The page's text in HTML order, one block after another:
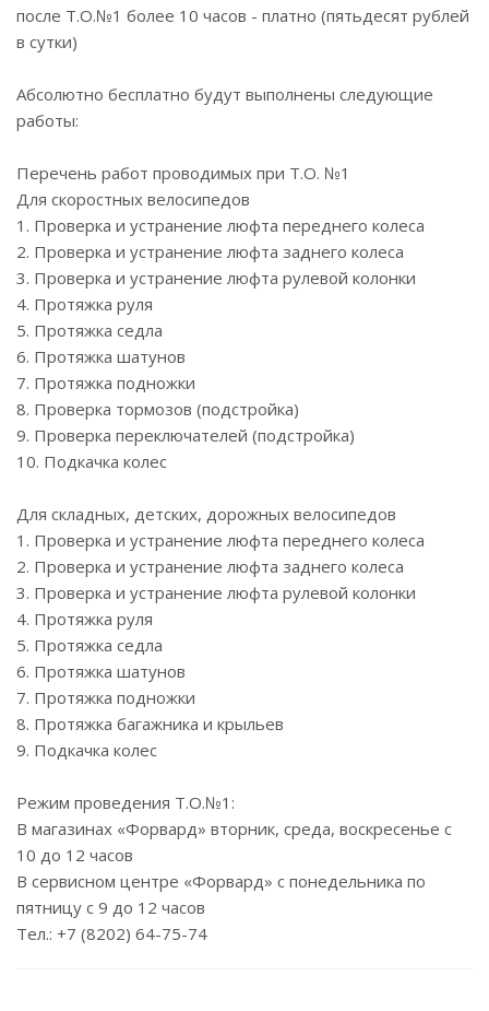
после Т.О.№1 более 10 часов - платно (пятьдесят рублей
в сутки)
Абсолютно бесплатно будут выполнены следующие
работы:
Перечень работ проводимых при Т.О. №1
Для скоростных велосипедов
1. Проверка и устранение люфта переднего колеса
2. Проверка и устранение люфта заднего колеса
3. Проверка и устранение люфта рулевой колонки
4. Протяжка руля
5. Протяжка седла
6. Протяжка шатунов
7. Протяжка подножки
8. Проверка тормозов (подстройка)
9. Проверка переключателей (подстройка)
10. Подкачка колес
Для складных, детских, дорожных велосипедов
1. Проверка и устранение люфта переднего колеса
2. Проверка и устранение люфта заднего колеса
3. Проверка и устранение люфта рулевой колонки
4. Протяжка руля
5. Протяжка седла
6. Протяжка шатунов
7. Протяжка подножки
8. Протяжка багажника и крыльев
9. Подкачка колес
Режим проведения Т.О.№1:
В магазинах «Форвард» вторник, среда, воскресенье с
10 до 12 часов
В сервисном центре «Форвард» с понедельника по
пятницу с 9 до 12 часов
Тел.: +7 (8202) 64-75-74